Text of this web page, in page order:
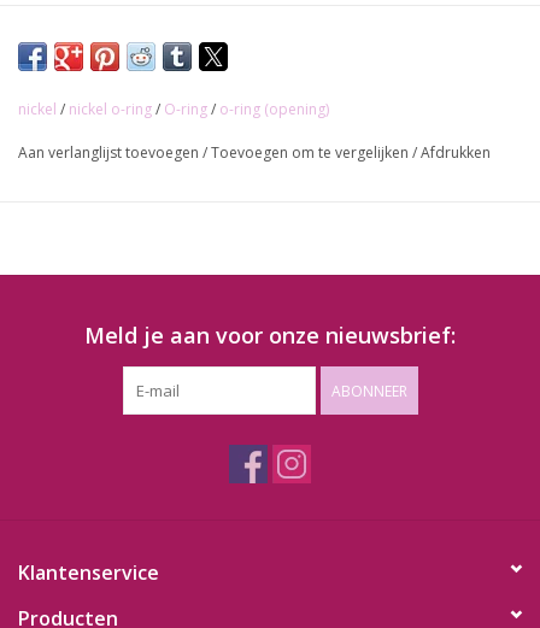
Binnen diameter: 32mm
nickel / nickel o-ring/ O-ring/ o-ring (opening)
Aan verlanglijst toevoegen /Toevoegen om te vergelijken /Afdrukken
Meld je aan voor onze nieuwsbrief:
ABONNEER
Klantenservice
Producten